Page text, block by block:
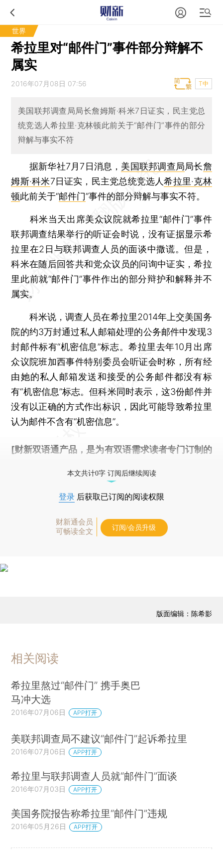
世界
希拉里对“邮件门”事件部分辩解不
属实
2016年07月08日 07:56 T中
美国联邦调查局局长詹姆斯·科米7日证实，民主党总
统竞选人希拉里·克林顿此前关于“邮件门”事件的部分
辩解与事实不符
据新华社7月7日消息， 美国联邦调查局局长詹
姆斯·科米7日证实，民主党总统竞选人希拉里·克林
顿此前关于“邮件门”事件的部分辩解与事实不符。
科米当天出席美众议院就希拉里“邮件门”事件
联邦调查结果举行的听证会时说，没有证据显示希
拉里在2日与联邦调查人员的面谈中撒谎。但是，
科米在随后回答共和党众议员的问询中证实，希拉
里此前就“邮件门”事件作出的部分辩护和解释并不
属实。
科米说，调查人员在希拉里2014年上交美国务
院的约3万封通过私人邮箱处理的公务邮件中发现3
封邮件标有“机密信息”标志。希拉里去年10月出席
众议院班加西事件特别委员会听证会时称，所有经
由她的私人邮箱发送和接受的公务邮件都没有标
有“机密信息”标志。但科米同时表示，这3份邮件并
没有以正确的方式作出标识，因此可能导致希拉里
认为邮件不含有“机密信息”。
[财新双语通产品，是为有双语需求读者专门订制的
本文共计0字 订阅后继续阅读
登录 后获取已订阅的阅读权限
财新通会员
可畅读全文
订阅/会员升级
版面编辑：陈希影
相关阅读
希拉里熬过“邮件门” 携手奥巴
马冲大选
2016年07月06日 APP打开
美联邦调查局不建议“邮件门”起诉希拉里
2016年07月06日 APP打开
希拉里与联邦调查人员就“邮件门”面谈
2016年07月03日 APP打开
美国务院报告称希拉里“邮件门”违规
2016年05月26日 APP打开